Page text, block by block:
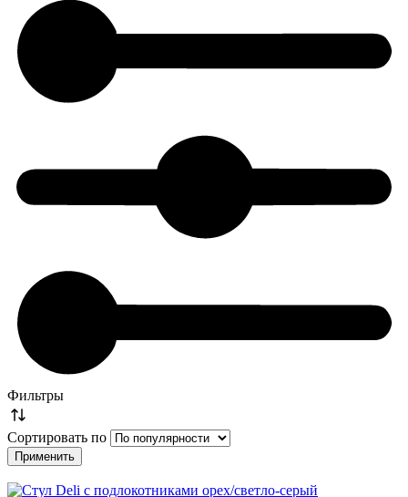
Фильтры
Сортировать по